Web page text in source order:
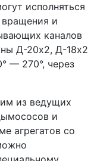
исполняться
и
каналов
Д-20х2, Д-18х2
— 270°, через
из ведущих
и
агрегатов со